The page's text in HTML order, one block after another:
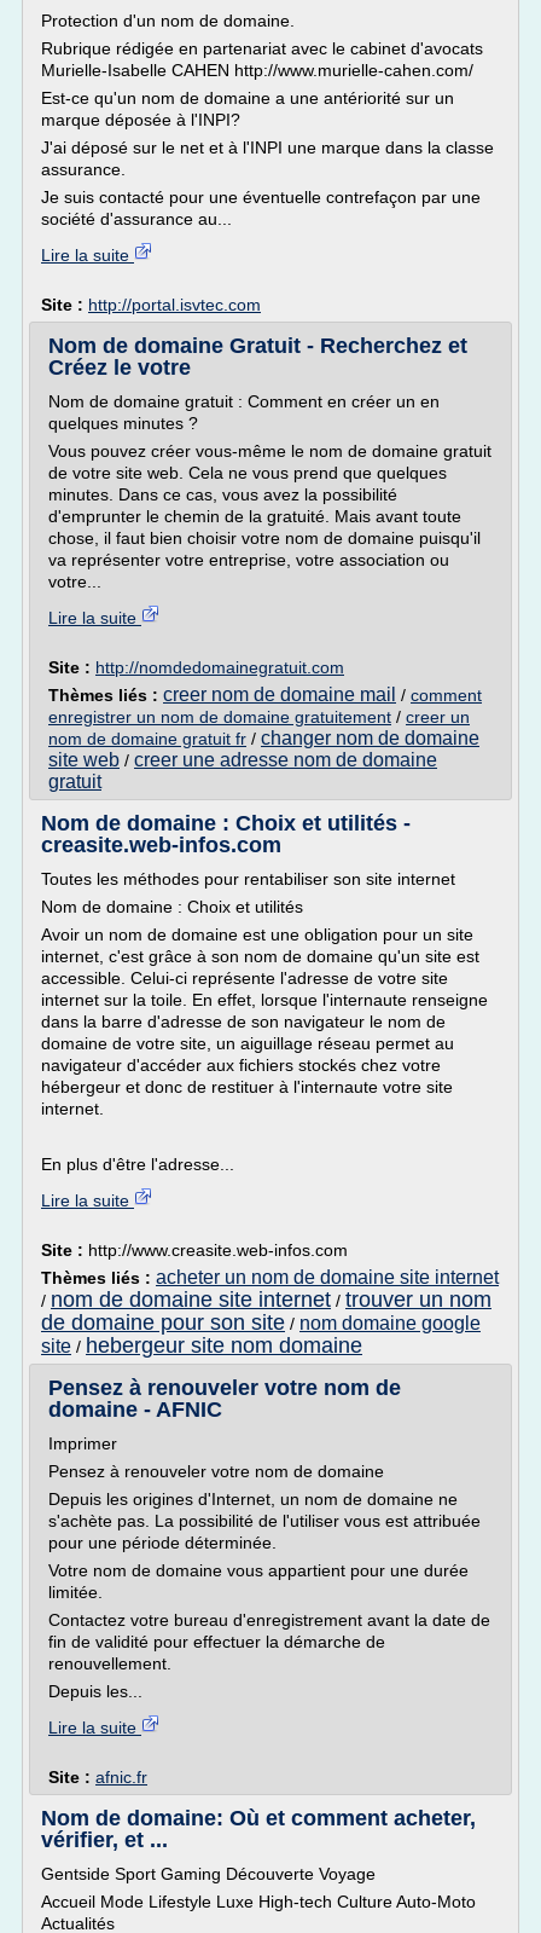
Protection d'un nom de domaine.
Rubrique rédigée en partenariat avec le cabinet d'avocats
Murielle-Isabelle CAHEN http://www.murielle-cahen.com/
Est-ce qu'un nom de domaine a une antériorité sur un
marque déposée à l'INPI?
J'ai déposé sur le net et à l'INPI une marque dans la classe
assurance.
Je suis contacté pour une éventuelle contrefaçon par une
société d'assurance au...
Lire la suite
Site : http://portal.isvtec.com
Nom de domaine Gratuit - Recherchez et
Créez le votre
Nom de domaine gratuit : Comment en créer un en
quelques minutes ?
Vous pouvez créer vous-même le nom de domaine gratuit
de votre site web. Cela ne vous prend que quelques
minutes. Dans ce cas, vous avez la possibilité
d'emprunter le chemin de la gratuité. Mais avant toute
chose, il faut bien choisir votre nom de domaine puisqu'il
va représenter votre entreprise, votre association ou
votre...
Lire la suite
Site : http://nomdedomainegratuit.com
Thèmes liés : creer nom de domaine mail / comment
enregistrer un nom de domaine gratuitement / creer un
nom de domaine gratuit fr / changer nom de domaine
site web / creer une adresse nom de domaine
gratuit
Nom de domaine : Choix et utilités -
creasite.web-infos.com
Toutes les méthodes pour rentabiliser son site internet
Nom de domaine : Choix et utilités
Avoir un nom de domaine est une obligation pour un site
internet, c'est grâce à son nom de domaine qu'un site est
accessible. Celui-ci représente l'adresse de votre site
internet sur la toile. En effet, lorsque l'internaute renseigne
dans la barre d'adresse de son navigateur le nom de
domaine de votre site, un aiguillage réseau permet au
navigateur d'accéder aux fichiers stockés chez votre
hébergeur et donc de restituer à l'internaute votre site
internet.
En plus d'être l'adresse...
Lire la suite
Site : http://www.creasite.web-infos.com
Thèmes liés : acheter un nom de domaine site internet
/ nom de domaine site internet / trouver un nom
de domaine pour son site / nom domaine google
site / hebergeur site nom domaine
Pensez à renouveler votre nom de
domaine - AFNIC
Imprimer
Pensez à renouveler votre nom de domaine
Depuis les origines d'Internet, un nom de domaine ne
s'achète pas. La possibilité de l'utiliser vous est attribuée
pour une période déterminée.
Votre nom de domaine vous appartient pour une durée
limitée.
Contactez votre bureau d'enregistrement avant la date de
fin de validité pour effectuer la démarche de
renouvellement.
Depuis les...
Lire la suite
Site : afnic.fr
Nom de domaine: Où et comment acheter,
vérifier, et ...
Gentside Sport Gaming Découverte Voyage
Accueil Mode Lifestyle Luxe High-tech Culture Auto-Moto
Actualités